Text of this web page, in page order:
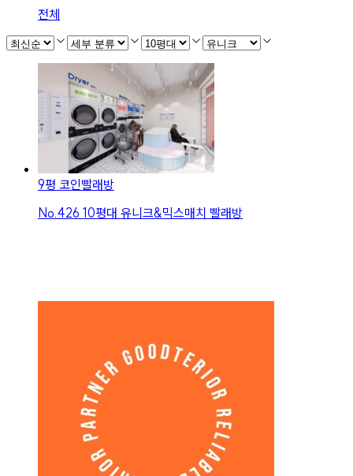
전체
9평 코인빨래방
No. 426 10평대 유니크&믹스매치 빨래방